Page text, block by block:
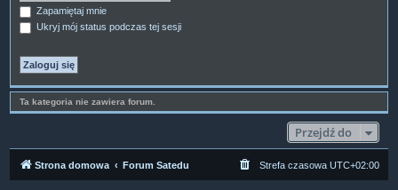
Zapamiętaj mnie
Ukryj mój status podczas tej sesji
Ta kategoria nie zawiera forum.
Przejdź do
Strona domowa Forum Satedu Strefa czasowa UTC+02:00